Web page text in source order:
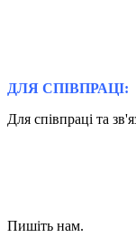
ДЛЯ СПІВПРАЦІ:
Для співпраці та
Пишіть нам.